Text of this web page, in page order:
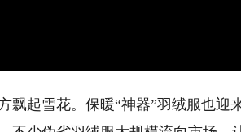
起雪花。保暖“神器”羽绒服也迎来